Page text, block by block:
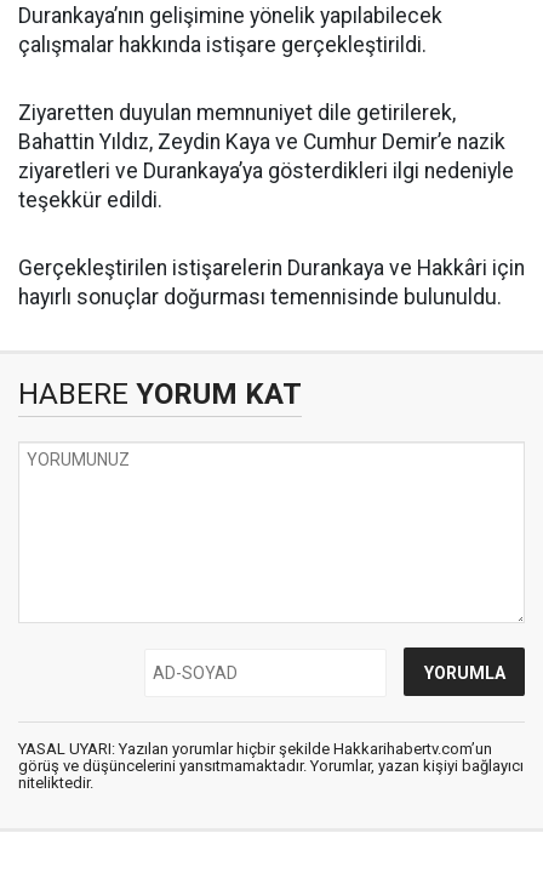
Durankaya’nın gelişimine yönelik yapılabilecek
çalışmalar hakkında istişare gerçekleştirildi.
Ziyaretten duyulan memnuniyet dile getirilerek,
Bahattin Yıldız, Zeydin Kaya ve Cumhur Demir’e nazik
ziyaretleri ve Durankaya’ya gösterdikleri ilgi nedeniyle
teşekkür edildi.
Gerçekleştirilen istişarelerin Durankaya ve Hakkâri için
hayırlı sonuçlar doğurması temennisinde bulunuldu.
HABERE YORUM KAT
YASAL UYARI: Yazılan yorumlar hiçbir şekilde Hakkarihabertv.com’un
görüş ve düşüncelerini yansıtmamaktadır. Yorumlar, yazan kişiyi bağlayıcı
niteliktedir.